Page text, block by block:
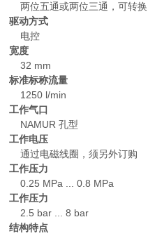
两位五通或两位三通，可转换
驱动方式
电控
宽度
32 mm
标准标称流量
1250 l/min
工作气口
NAMUR 孔型
工作电压
通过电磁线圈，须另外订购
工作压力
0.25 MPa ... 0.8 MPa
工作压力
2.5 bar ... 8 bar
结构特点